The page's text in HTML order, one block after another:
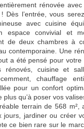
rénovée
Dès l’entrée, vous
avec cuisine
espace convivial et
de deux chambres à
contemporaine. Une
a été pensé pour votre
rénovés, cuisine et
chauffage
pour un confort
qu’à poser vos
terrain de 568 m²,
jours, jardiner ou créer
ce bien rare sur le